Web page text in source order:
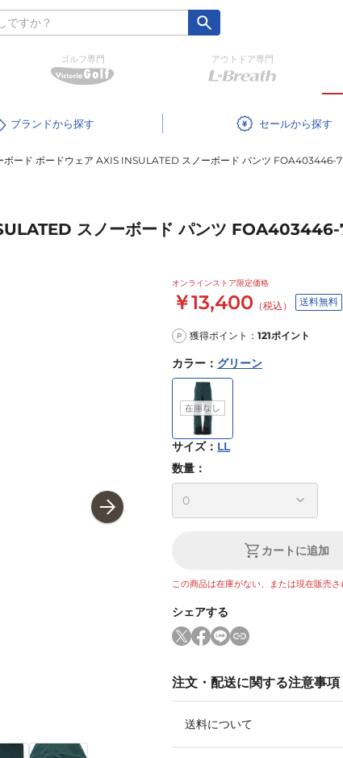
ゴルフ専門 アウトドア専門
ブランド セール
ボード ボードウェア AXIS INSULATED スノーボード パンツ FOA403446-
スノーボード パンツ FOA403446-
オンラインストア限定価格
￥13,400 （税込） 送料無料
P 獲得ポイント： 121ポイント
カラー ： グリーン
サイズ： LL
数量：
カートに追加
この商品は在庫がない、または現在販売さ
シェアする
注文・配送に関する注意事項
送料について